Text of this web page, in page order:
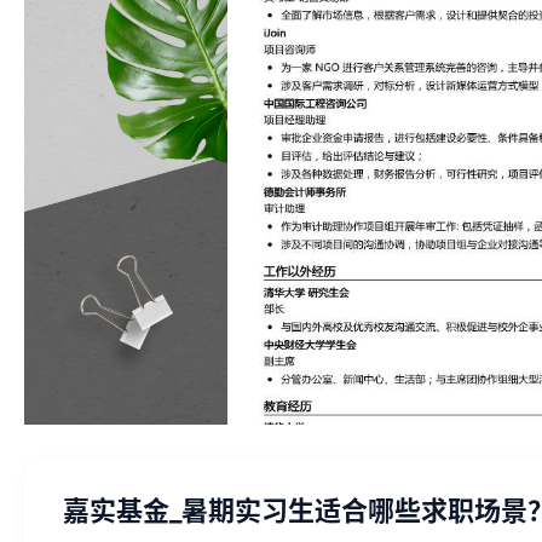
嘉实基金_暑期实习生适合哪些求职场景